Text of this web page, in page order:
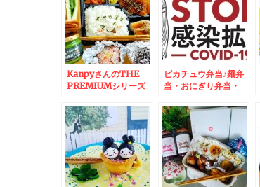
KanpyさんのTHE
PREMIUMシリーズ
ム」サンドおやつ付き
カツライス弁当♪＆本
格手揚げ「栃尾油揚
げ」～♪サンドにしよ
うか焼こうか(*・
ω・)(*-ω-)(*・
ω・)(*-ω-)ウンウン
ピカチュウ弁当♪麺弁
当・おにぎり弁当・
色々